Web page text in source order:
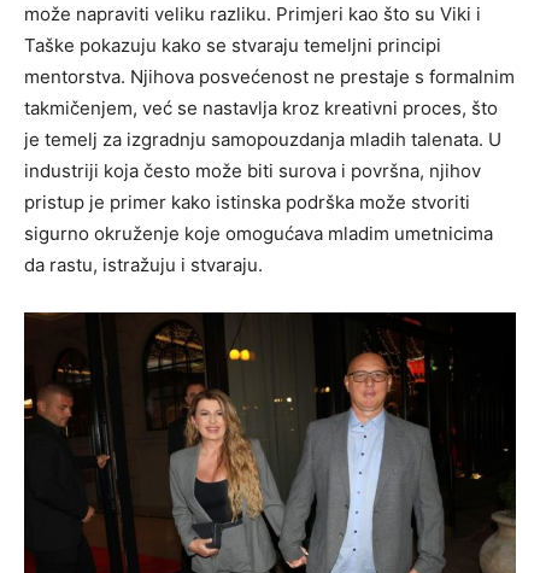
može napraviti veliku razliku. Primjeri kao što su Viki i
Taške pokazuju kako se stvaraju temeljni principi
mentorstva. Njihova posvećenost ne prestaje s formalnim
takmičenjem, već se nastavlja kroz kreativni proces, što
je temelj za izgradnju samopouzdanja mladih talenata. U
industriji koja često može biti surova i površna, njihov
pristup je primer kako istinska podrška može stvoriti
sigurno okruženje koje omogućava mladim umetnicima
da rastu, istražuju i stvaraju.